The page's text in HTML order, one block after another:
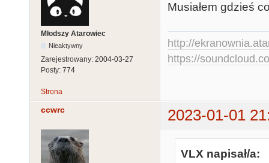
Młodszy Atarowiec
Nieaktywny
Zarejestrowany: 2004-03-27
Posty: 774
Musiałem gdzieś
http://
https://
Strona
ccwrc 2023-01-01
VLX napisał/a: